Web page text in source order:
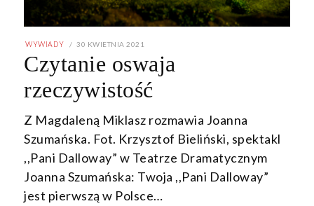
WYWIADY
POSTED
30 KWIETNIA 2021
KWIETNIA
2021
Czytanie oswaja
rzeczywistość
Z Magdaleną Miklasz rozmawia Joanna
Szumańska. Fot. Krzysztof Bieliński, spektakl
,,Pani Dalloway” w Teatrze Dramatycznym
Joanna Szumańska: Twoja ,,Pani Dalloway”
jest pierwszą w Polsce…